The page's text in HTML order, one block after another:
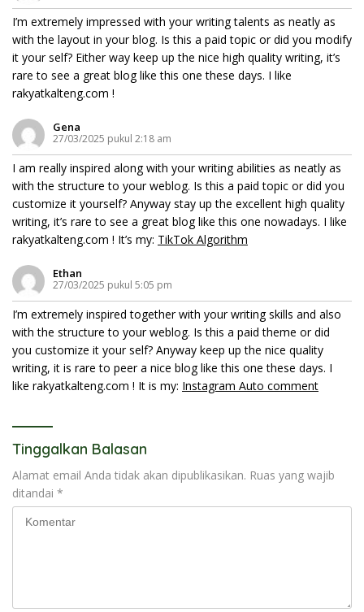
I’m extremely impressed with your writing talents as neatly as
with the layout in your blog. Is this a paid topic or did you modify
it your self? Either way keep up the nice high quality writing, it’s
rare to see a great blog like this one these days. I like
rakyatkalteng.com !
Gena
27/03/2025 pukul 2:18 am
I am really inspired along with your writing abilities as neatly as
with the structure to your weblog. Is this a paid topic or did you
customize it yourself? Anyway stay up the excellent high quality
writing, it’s rare to see a great blog like this one nowadays. I like
rakyatkalteng.com ! It’s my: TikTok Algorithm
Ethan
27/03/2025 pukul 5:05 pm
I’m extremely inspired together with your writing skills and also
with the structure to your weblog. Is this a paid theme or did
you customize it your self? Anyway keep up the nice quality
writing, it is rare to peer a nice blog like this one these days. I
like rakyatkalteng.com ! It is my: Instagram Auto comment
Tinggalkan Balasan
Alamat email Anda tidak akan dipublikasikan. Ruas yang wajib
ditandai *